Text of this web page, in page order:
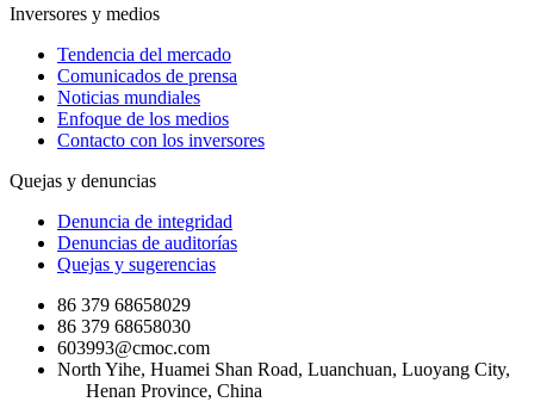
Inversores y medios
Tendencia del mercado
Comunicados de prensa
Noticias mundiales
Enfoque de los medios
Contacto con los inversores
Quejas y denuncias
Denuncia de integridad
Denuncias de auditorías
Quejas y sugerencias
86 379 68658029
86 379 68658030
603993@cmoc.com
North Yihe, Huamei Shan Road, Luanchuan, Luoyang City,
Henan Province, China